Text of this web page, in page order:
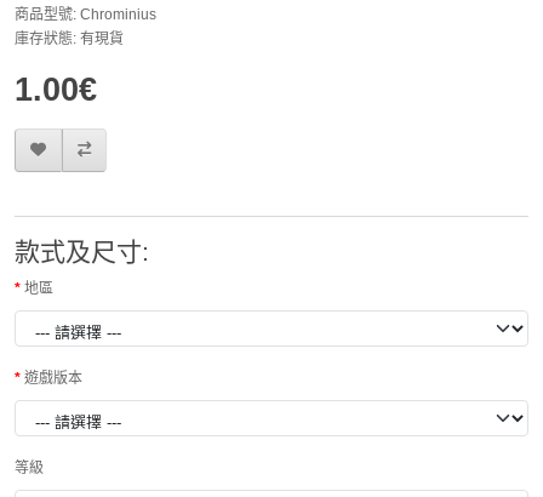
商品型號: Chrominius
庫存狀態: 有現貨
1.00€
款式及尺寸:
地區
遊戲版本
等級